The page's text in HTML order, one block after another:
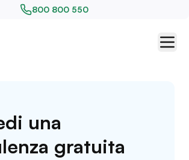
800 800 550
una
gratuita